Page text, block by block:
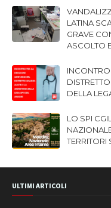
LATINA
GRAVE
ASCOLTO
INCONTRO
DELLA
LO SPI
TERRITORI
ULTIMI ARTICOLI